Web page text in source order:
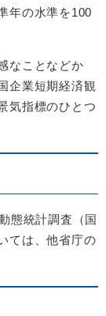
年の水準を100
なことなどか
企業短期経済観
気指標のひとつ
態統計調査（国
ては、他省庁の